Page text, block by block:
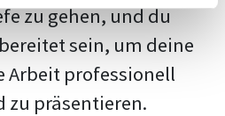
zu gehen, und du
sein, um deine
Arbeit professionell
zu präsentieren.